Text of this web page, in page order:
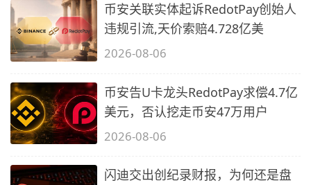
币安关联实体起诉RedotPay创始人
违规引流,天价索赔4.728亿美
2026-08-06
币安告U卡龙头RedotPay求偿4.7亿
美元，否认挖走币安47万用户
2026-08-06
闪迪交出创纪录财报，为何还是盘